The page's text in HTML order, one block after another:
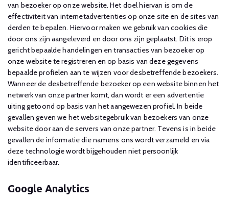
van bezoeker op onze website. Het doel hiervan is om de
effectiviteit van internetadvertenties op onze site en de sites van
derden te bepalen. Hiervoor maken we gebruik van cookies die
door ons zijn aangeleverd en door ons zijn geplaatst. Dit is erop
gericht bepaalde handelingen en transacties van bezoeker op
onze website te registreren en op basis van deze gegevens
bepaalde profielen aan te wijzen voor desbetreffende bezoekers.
Wanneer de desbetreffende bezoeker op een website binnen het
netwerk van onze partner komt, dan wordt er een advertentie
uiting getoond op basis van het aangewezen profiel. In beide
gevallen geven we het websitegebruik van bezoekers van onze
website door aan de servers van onze partner. Tevens is in beide
gevallen de informatie die namens ons wordt verzameld en via
deze technologie wordt bijgehouden niet persoonlijk
identificeerbaar.
Google Analytics